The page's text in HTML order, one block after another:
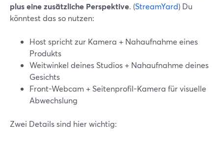
plus eine zusätzliche Perspektive. (StreamYard) Du
könntest das so nutzen:
Host spricht zur Kamera + Nahaufnahme eines
Produkts
Weitwinkel deines Studios + Nahaufnahme deines
Gesichts
Front-Webcam + Seitenprofil-Kamera für visuelle
Abwechslung
Zwei Details sind hier wichtig: